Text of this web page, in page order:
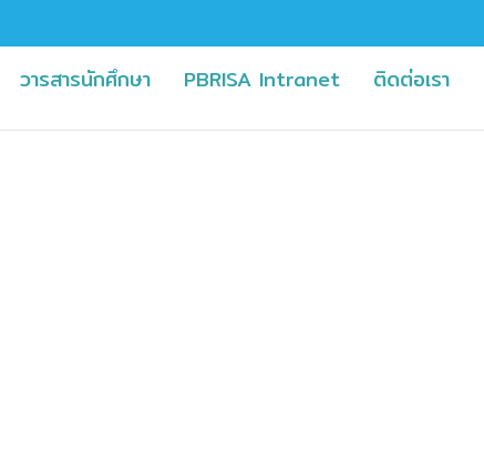
(current)
วารสารนักศึกษา(current)
PBRISA Intranet(current)
ติดต่อเรา